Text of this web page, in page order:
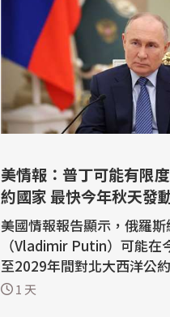
美情報：普丁可能有限
約國家 最快今年秋天發
美國情報報告顯示，俄羅
（Vladimir Putin）可能在
至2029年間對北大西洋公
ATO）成員國發動有限度攻
1 天